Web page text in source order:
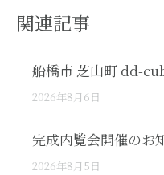
関連記事
船橋市 芝山町 dd-
2026年8月6日
完成内覧会開催のお
2026年8月5日